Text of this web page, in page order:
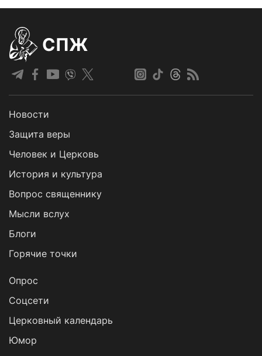
СПЖ
Новости
Защита веры
Человек и Церковь
История и культура
Вопрос священнику
Мысли вслух
Блоги
Горячие точки
Опрос
Cоцсети
Церковный календарь
Юмор